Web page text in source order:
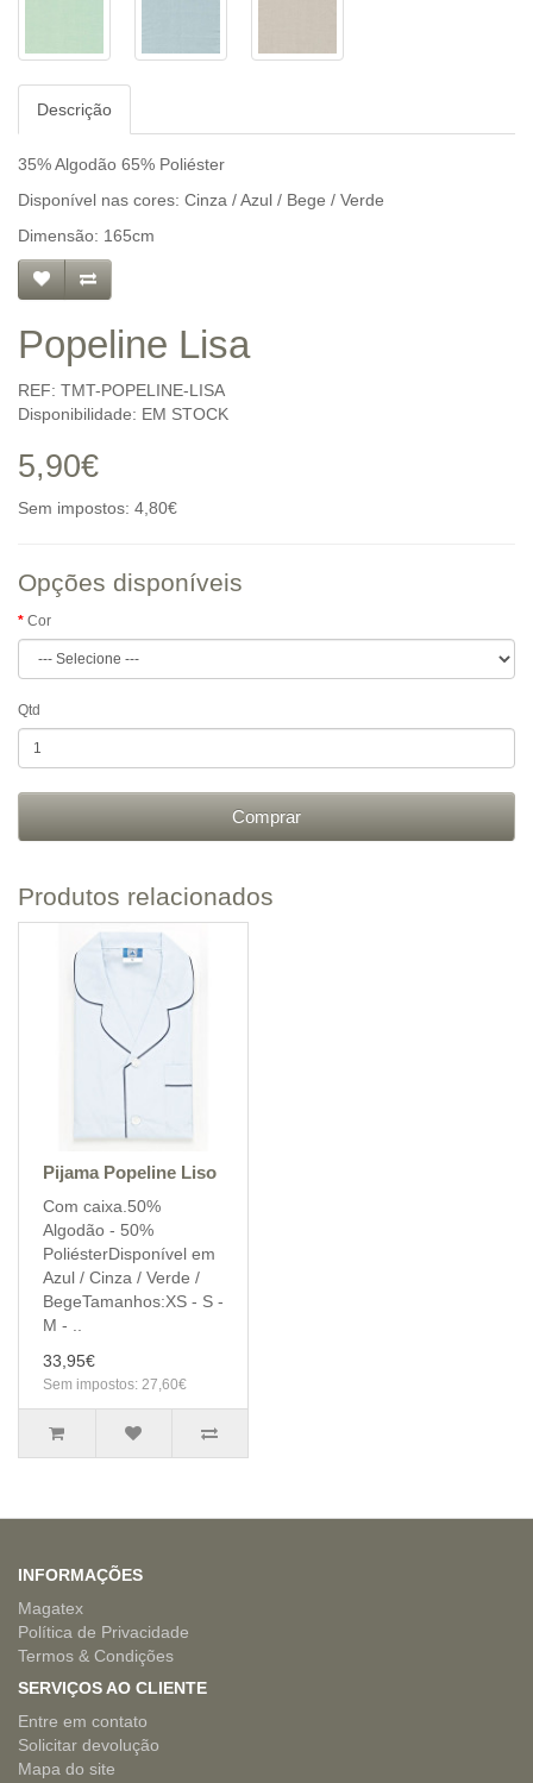
Descrição
35% Algodão 65% Poliéster
Disponível nas cores: Cinza / Azul / Bege / Verde
Dimensão: 165cm
Popeline Lisa
REF: TMT-POPELINE-LISA
Disponibilidade: EM STOCK
5,90€
Sem impostos: 4,80€
Opções disponíveis
Cor
Qtd
Comprar
Produtos relacionados
Pijama Popeline Liso
Com caixa.50%
Algodão - 50%
PoliésterDisponível em
Azul / Cinza / Verde /
BegeTamanhos:XS - S -
M - ..
33,95€
Sem impostos: 27,60€
INFORMAÇÕES
Magatex
Política de Privacidade
Termos & Condições
SERVIÇOS AO CLIENTE
Entre em contato
Solicitar devolução
Mapa do site